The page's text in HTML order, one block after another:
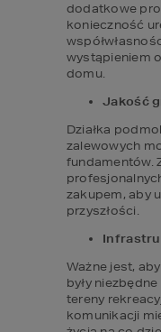
dodatkowe
konieczność
wystąpieniem
domu.
Jakość
Działka
zalewowych
fundamentów.
zakupem, aby
przyszłości.
Ważne jest,
były
tereny
komunikacji